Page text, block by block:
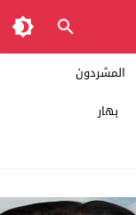
المشردون
بهار